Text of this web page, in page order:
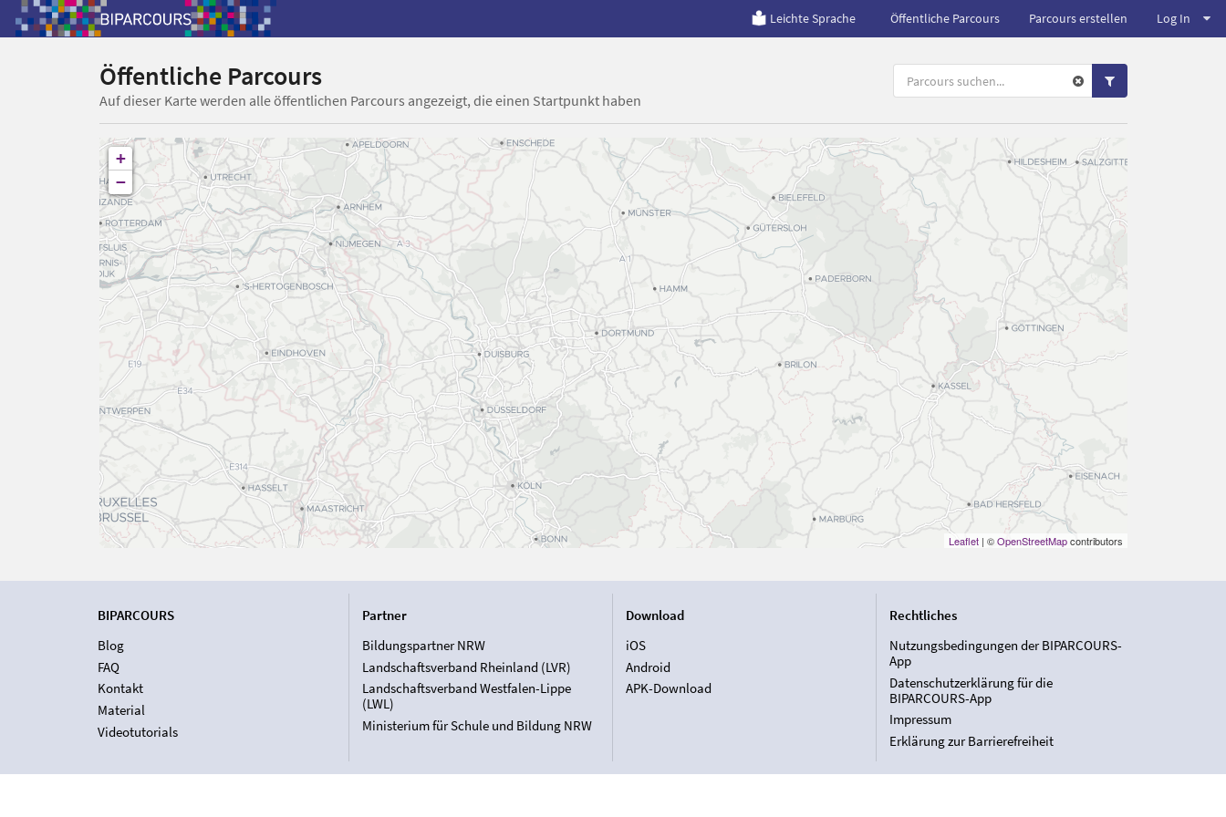
Leichte Sprache Öffentliche Parcours Parcours erstellen Log In
Öffentliche Parcours
Auf dieser Karte werden alle öffentlichen Parcours angezeigt, die einen Startpunkt haben
+
−
Leaflet| ©OpenStreetMapcontributors
BIPARCOURS
Blog
FAQ
Kontakt
Material
Videotutorials
Partner
Bildungspartner NRW
Landschaftsverband Rheinland (LVR)
Landschaftsverband Westfalen-Lippe
(LWL)
Ministerium für Schule und Bildung NRW
Download
iOS
Android
APK-Download
Rechtliches
Nutzungsbedingungen der BIPARCOURS-
App
Datenschutzerklärung für die
BIPARCOURS-App
Impressum
Erklärung zur Barrierefreiheit